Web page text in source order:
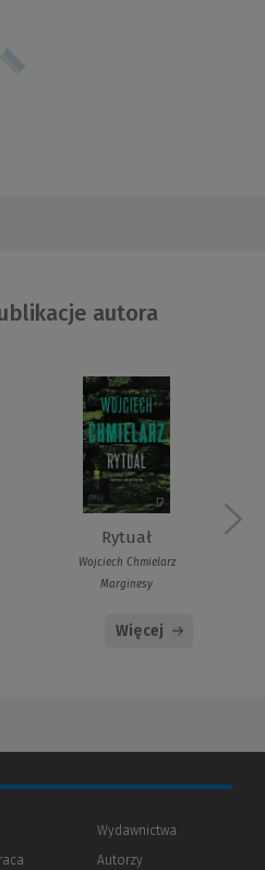
autora
Rytuał
Wojciech Chmielarz
Marginesy
Więcej
Wydawnictwa
Autorzy